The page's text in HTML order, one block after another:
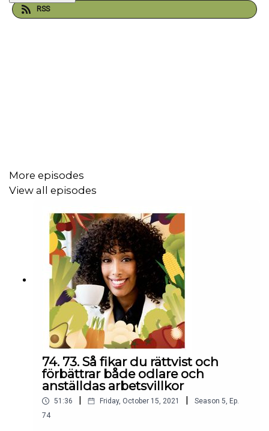
RSS
More episodes
View all episodes
74. 73. Så fikar du rättvist och
förbättrar både odlare och
anställdas arbetsvillkor
51:36 | Friday, October 15, 2021 | Season 5, Ep.
74